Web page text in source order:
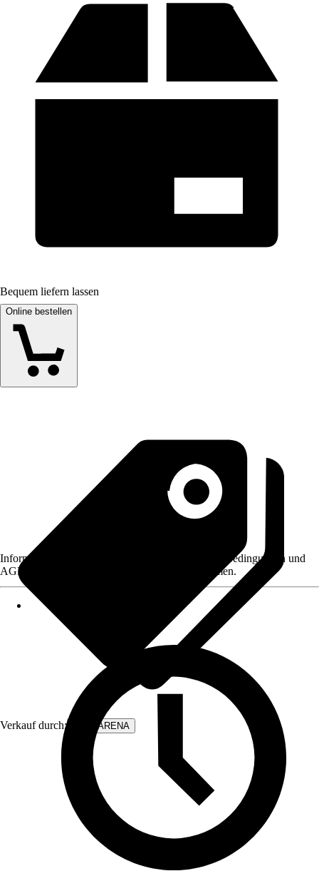
Bequem liefern lassen
Online bestellen
Verkauf durch: WALLARENA
Informationen des Verkäufers, wie z. B. Rückgabebedingungen und
AGB, finden Sie bei Klick auf den Verkäufernamen.